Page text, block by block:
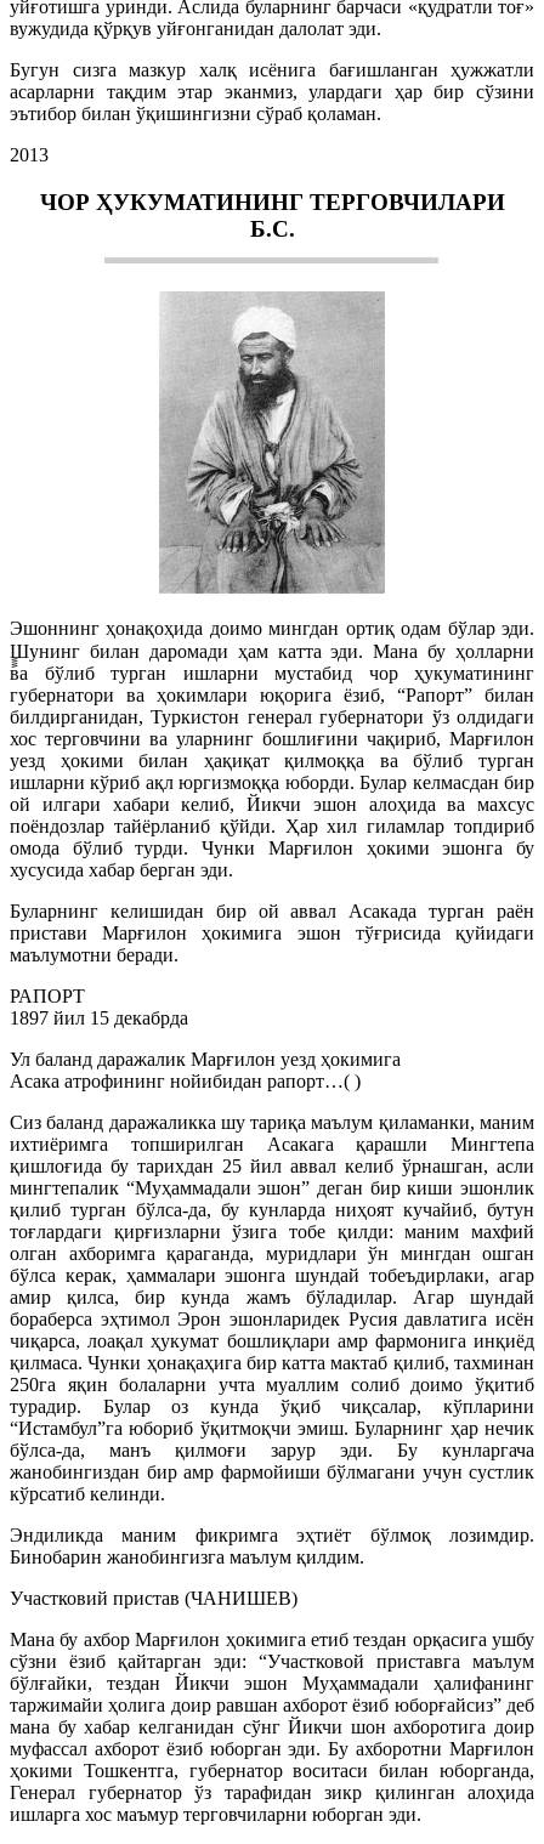
уйғотишга уринди. Аслида буларнинг барчаси «қудратли тоғ»
вужудида қўрқув уйғонганидан далолат эди.
Бугун сизга мазкур халқ исёнига бағишланган ҳужжатли
асарларни тақдим этар эканмиз, улардаги ҳар бир сўзини
эътибор билан ўқишингизни сўраб қоламан.
2013
ЧОР ҲУКУМАТИНИНГ ТЕРГОВЧИЛАРИ
Б.С.
Эшоннинг ҳонақоҳида доимо мингдан ортиқ одам бўлар эди.
ٍٍШунинг билан даромади ҳам катта эди. Мана бу ҳолларни
ва бўлиб турган ишларни мустабид чор ҳукуматининг
губернатори ва ҳокимлари юқорига ёзиб, “Рапорт” билан
билдирганидан, Туркистон генерал губернатори ўз олдидаги
хос терговчини ва уларнинг бошлиғини чақириб, Марғилон
уезд ҳокими билан ҳақиқат қилмоққа ва бўлиб турган
ишларни кўриб ақл юргизмоққа юборди. Булар келмасдан бир
ой илгари хабари келиб, Йикчи эшон алоҳида ва махсус
поёндозлар тайёрланиб қўйди. Ҳар хил гиламлар топдириб
омода бўлиб турди. Чунки Марғилон ҳокими эшонга бу
хусусида хабар берган эди.
Буларнинг келишидан бир ой аввал Асакада турган раён
пристави Марғилон ҳокимига эшон тўғрисида қуйидаги
маълумотни беради.
РАПОРТ
1897 йил 15 декабрда
Ул баланд даражалик Марғилон уезд ҳокимига
Асака атрофининг нойибидан рапорт…( )
Сиз баланд даражаликка шу тариқа маълум қиламанки, маним
ихтиёримга топширилган Асакага қарашли Мингтепа
қишлоғида бу тарихдан 25 йил аввал келиб ўрнашган, асли
мингтепалик “Муҳаммадали эшон” деган бир киши эшонлик
қилиб турган бўлса-да, бу кунларда ниҳоят кучайиб, бутун
тоғлардаги қирғизларни ўзига тобе қилди: маним махфий
олган ахборимга қараганда, муридлари ўн мингдан ошган
бўлса керак, ҳаммалари эшонга шундай тобеъдирлаки, агар
амир қилса, бир кунда жамъ бўладилар. Агар шундай
бораберса эҳтимол Эрон эшонларидек Русия давлатига исён
чиқарса, лоақал ҳукумат бошлиқлари амр фармонига инқиёд
қилмаса. Чунки ҳонақаҳига бир катта мактаб қилиб, тахминан
250га яқин болаларни учта муаллим солиб доимо ўқитиб
турадир. Булар оз кунда ўқиб чиқсалар, кўпларини
“Истамбул”га юбориб ўқитмоқчи эмиш. Буларнинг ҳар нечик
бўлса-да, манъ қилмоғи зарур эди. Бу кунларгача
жанобингиздан бир амр фармойиши бўлмагани учун сустлик
кўрсатиб келинди.
Эндиликда маним фикримга эҳтиёт бўлмоқ лозимдир.
Бинобарин жанобингизга маълум қилдим.
Участковий пристав (ЧАНИШЕВ)
Мана бу ахбор Марғилон ҳокимига етиб тездан орқасига ушбу
сўзни ёзиб қайтарган эди: “Участковой приставга маълум
бўлғайки, тездан Йикчи эшон Муҳаммадали ҳалифанинг
таржимайи ҳолига доир равшан ахборот ёзиб юборғайсиз” деб
мана бу хабар келганидан сўнг Йикчи шон ахборотига доир
муфассал ахборот ёзиб юборган эди. Бу ахборотни Марғилон
ҳокими Тошкентга, губернатор воситаси билан юборганда,
Генерал губернатор ўз тарафидан зикр қилинган алоҳида
ишларга хос маъмур терговчиларни юборган эди.